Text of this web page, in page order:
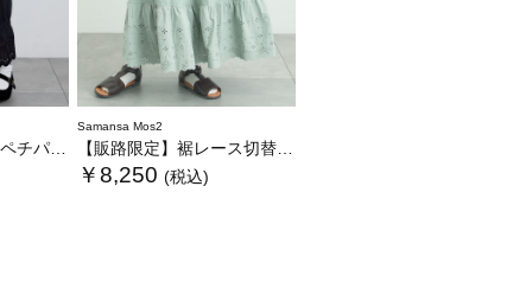
パンツ
Samansa Mos2
【販路限定】裾レース切替ギャザースカート
￥8,250 (税込)